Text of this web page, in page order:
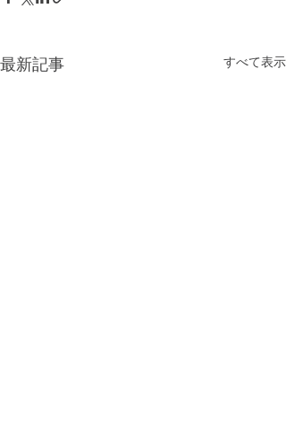
最新記事 すべて表示